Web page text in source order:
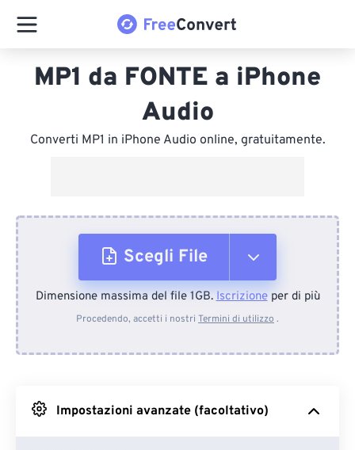
MP1 da FONTE a iPhone
Audio
Converti MP1 in iPhone Audio online, gratuitamente.
Scegli File
Dal dispositivo
Da Google Drive
Dimensione massima del file 1GB.Iscrizioneper di più
Procedendo, accetti i nostri Termini di utilizzo .
Impostazioni avanzate (facoltativo)